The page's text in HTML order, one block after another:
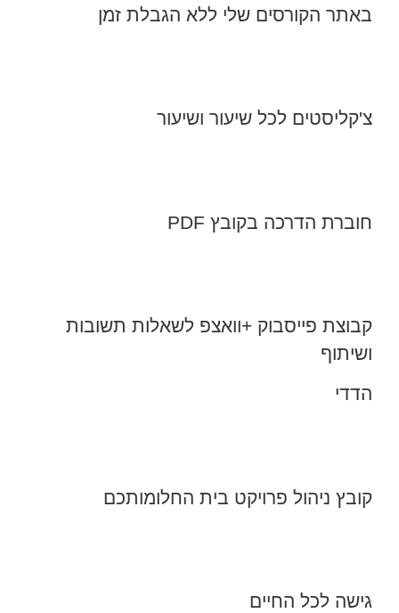
באתר הקורסים שלי ללא הגבלת זמן
צ'קליסטים לכל שיעור ושיעור
חוברת הדרכה בקובץ PDF
קבוצת פייסבוק +וואצפ לשאלות תשובות
ושיתוף
הדדי
קובץ ניהול פרויקט בית החלומותכם
גישה לכל החיים